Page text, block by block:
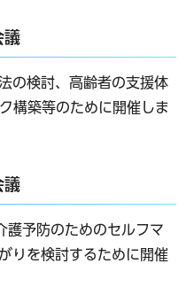
議
の検討、高齢者の支援体
構築等のために開催しま
議
護予防のためのセルフマ
りを検討するために開催